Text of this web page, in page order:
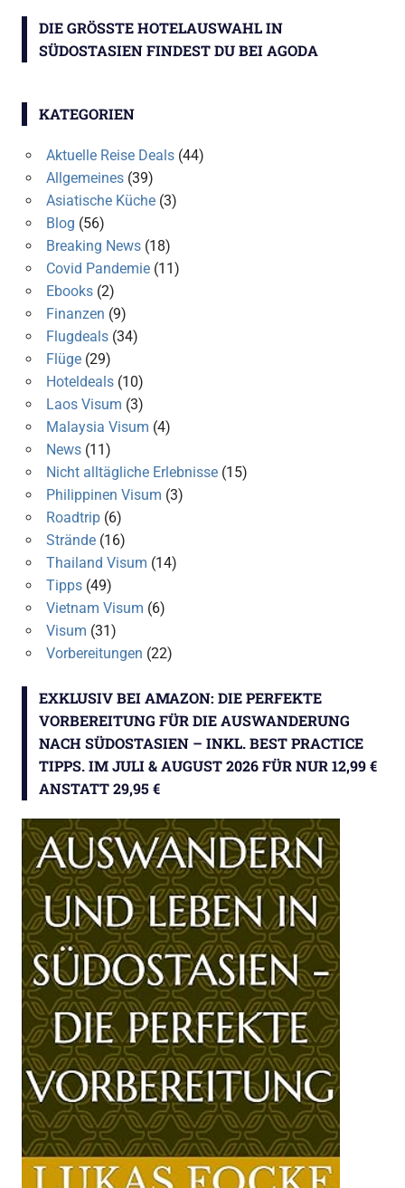
DIE GRÖSSTE HOTELAUSWAHL IN S
ÜDOSTASIEN FINDEST DU BEI AGODA
KATEGORIEN
Aktuelle Reise Deals(44)
Allgemeines(39)
Asiatische Küche(3)
Blog (56)
Breaking News(18)
Covid Pandemie(11)
Ebooks(2)
Finanzen (9)
Flugdeals(34)
Flüge(29)
Hoteldeals(10)
Laos Visum (3)
Malaysia Visum (4)
News(11)
Nicht alltägliche Erlebnisse(15)
Philippinen Visum (3)
Roadtrip(6)
Strände(16)
Thailand Visum (14)
Tipps(49)
Vietnam Visum (6)
Visum (31)
Vorbereitungen (22)
EXKLUSIV BEI AMAZON: DIE PERFEKTE
VORBEREITUNG FÜR DIE AUSWANDERUNG
NACH SÜDOSTASIEN – INKL. BEST PRACTICE
TIPPS. IM JULI & AUGUST 2026 FÜR NUR 12,99 €
ANSTATT 29,95 €